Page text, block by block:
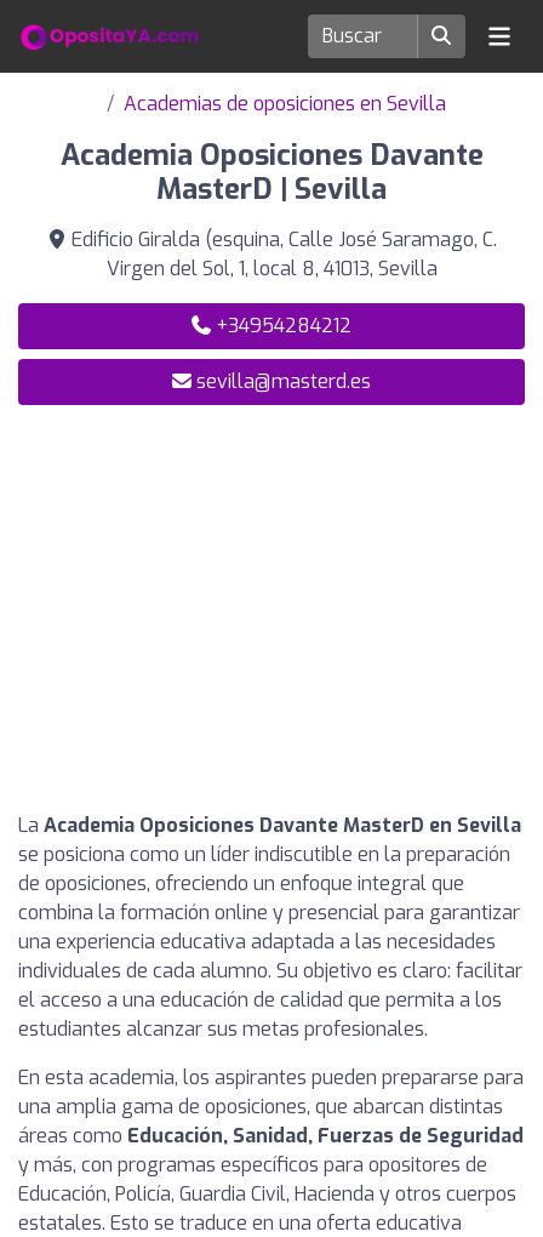
Academias de oposiciones en Sevilla
Academia Oposiciones Davante
MasterD | Sevilla
Edificio Giralda (esquina, Calle José Saramago, C.
Virgen del Sol, 1, local 8, 41013, Sevilla
+34954284212
sevilla@masterd.es
La Academia Oposiciones Davante MasterD en Sevilla
se posiciona como un líder indiscutible en la preparación
de oposiciones, ofreciendo un enfoque integral que
combina la formación online y presencial para garantizar
una experiencia educativa adaptada a las necesidades
individuales de cada alumno. Su objetivo es claro: facilitar
el acceso a una educación de calidad que permita a los
estudiantes alcanzar sus metas profesionales.
En esta academia, los aspirantes pueden prepararse para
una amplia gama de oposiciones, que abarcan distintas
áreas como Educación, Sanidad, Fuerzas de Seguridad
y más, con programas específicos para opositores de
Educación, Policía, Guardia Civil, Hacienda y otros cuerpos
estatales. Esto se traduce en una oferta educativa